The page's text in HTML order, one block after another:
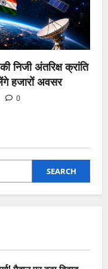
निजी अंतरिक्ष क्रांति
हजारों अवसर
0
SEARCH